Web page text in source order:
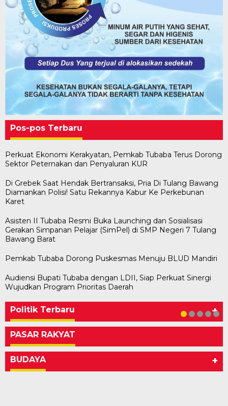
Pos-pos Terbaru
Perkuat Ekonomi Kerakyatan, Pemkab Tubaba Terus Dorong
Sektor Peternakan dan Penyaluran KUR
Di Grebek Saat Hendak Bertransaksi, Pria Di Tulang Bawang
Diamankan Polisi! Satu Rekannya Kabur Ke Perkebunan
Karet
Asisten II Tubaba Resmi Buka Launching dan Sosialisasi
Gerakan Simpanan Pelajar (SimPel) di SMP Negeri 7 Tulang
Bawang Barat
Pemkab Tubaba Dorong Puskesmas Menuju BLUD Mandiri
Audiensi Bupati Tubaba dengan LDII, Siap Perkuat Sinergi
Wujudkan Program Prioritas Daerah
Politik Terbaru +
Bawaslu Tegaskan Sikap Siap Bersinergi
Di KABAR AKTUAL, POLITIK
Usai Musda, DPD Golkar Tulang Bawang Gelar
Di POLITIK | 11 Mei 2026
M. Aris Pratama Hanan Resmi ‘Nakhodai’ DPD II
Di POLITIK | 1 Mei 2026
Herman HN Lantik Budi Yohanda sebagai
Di POLITIK | 29 Januari 2026
Bupati Tubaba Hadiri Pelantikan Pengurus DPD
Di POLITIK | 28 Januari 2026
PASAR RAKYAT
BUDAYA +